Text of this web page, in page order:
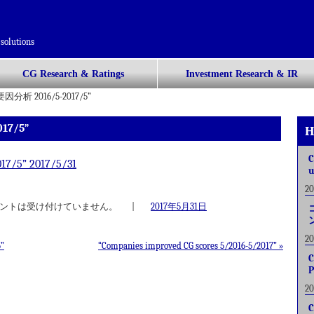
CG Research & Ratings Investment Research & IR
因分析 2016/5-2017/5”
5”
5” 2017/5/31
トは受け付けていません。 2017年5月31日
“Companies improved CG scores 5/2016-5/2017” »